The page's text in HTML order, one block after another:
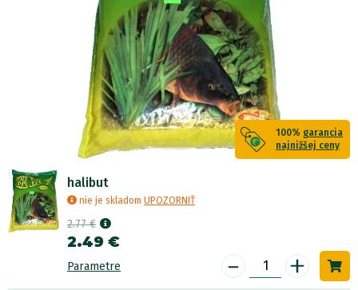
100% garancia
najnižšej ceny
halibut
nie je skladom UPOZORNIŤ
2.77 €
2.49 €
Parametre - +